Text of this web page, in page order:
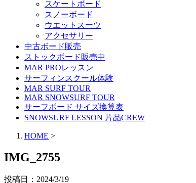
スケートボード
スノーボード
ウエットスーツ
アクセサリー
中古ボード販売
ストックボード販売中
MAR PROレッスン
サーフィンスクール体験
MAR SURF TOUR
MAR SNOWSURF TOUR
サーフボード サイズ換算表
SNOWSURF LESSON 片品CREW
HOME >
IMG_2755
投稿日： 2024/3/19